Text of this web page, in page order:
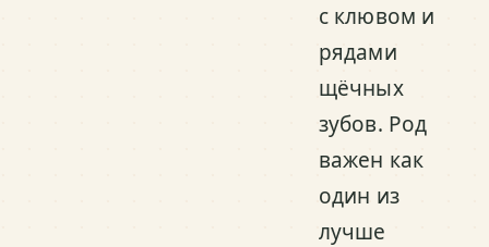
с клювом и
рядами
щёчных
зубов. Род
важен как
один из
лучше